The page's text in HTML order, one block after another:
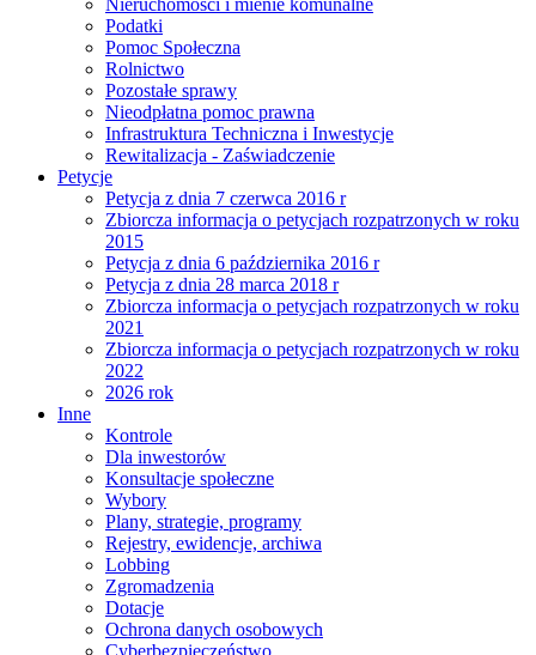
Nieruchomości i mienie komunalne
Podatki
Pomoc Społeczna
Rolnictwo
Pozostałe sprawy
Nieodpłatna pomoc prawna
Infrastruktura Techniczna i Inwestycje
Rewitalizacja - Zaświadczenie
Petycje
Petycja z dnia 7 czerwca 2016 r
Zbiorcza informacja o petycjach rozpatrzonych w roku
2015
Petycja z dnia 6 października 2016 r
Petycja z dnia 28 marca 2018 r
Zbiorcza informacja o petycjach rozpatrzonych w roku
2021
Zbiorcza informacja o petycjach rozpatrzonych w roku
2022
2026 rok
Inne
Kontrole
Dla inwestorów
Konsultacje społeczne
Wybory
Plany, strategie, programy
Rejestry, ewidencje, archiwa
Lobbing
Zgromadzenia
Dotacje
Ochrona danych osobowych
Cyberbezpieczeństwo